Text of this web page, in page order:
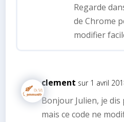
Regarde
de Chrome
modifier
clement sur 1 avril
Bonjour Julien, je
mais ce code ne